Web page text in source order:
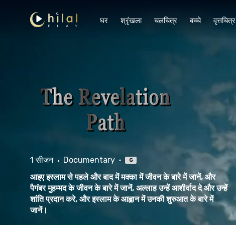
घर श्रृंखला चलचित्र बच्चे वृत्तचित्र
1 सीजन Documentary G
आइए इस्लाम से पहले और बाद में मक्का में जीवन के बारे में जानें, और
पैगंबर मुहम्मद के जीवन के बारे में जानें, अल्लाह उन्हें आशीर्वाद दे और उन्हें
शांति प्रदान करे, और इस्लाम के आह्वान में उनकी शुरुआत के बारे में
जानें।